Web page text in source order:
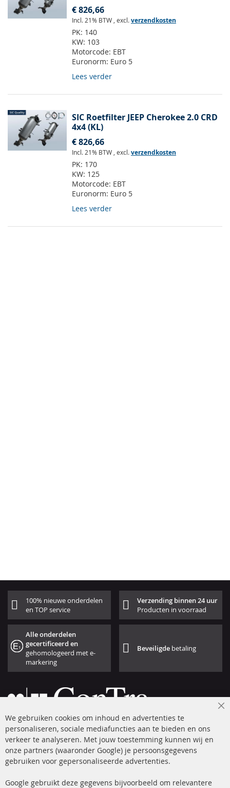
€ 826,66
Incl. 21% BTW , excl.verzendkosten
PK: 140
KW: 103
Motorcode: EBT
Euronorm: Euro 5
Lees verder
SIC Roetfilter JEEP Cherokee 2.0 CRD
4x4 (KL)
€ 826,66
Incl. 21% BTW , excl.verzendkosten
PK: 170
KW: 125
Motorcode: EBT
Euronorm: Euro 5
Lees verder
100% nieuwe onderdelen
en TOP service
Verzending binnen 24 uur
Producten in voorraad
Alle onderdelen
gecertificeerd en
gehomologeerd met e-
markering
Beveiligde betaling
+49 (0) 4533 799 00 0
ma-do: 09-17 u, vr Fr 09-16 u
info@contra-automotive.de
facebook
instagram
We gebruiken cookies om inhoud en advertenties te
personaliseren, sociale mediafuncties aan te bieden en ons
verkeer te analyseren. Met jouw toestemming kunnen wij en
onze partners (waaronder Google) je persoonsgegevens
gebruiken voor gepersonaliseerde advertenties.
Google gebruikt deze gegevens bijvoorbeeld om relevantere